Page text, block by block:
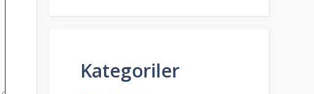
Kategoriler